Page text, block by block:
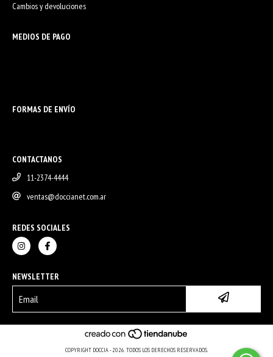
Cambios y devoluciones
MEDIOS DE PAGO
FORMAS DE ENVÍO
CONTACTANOS
11-2374-4444
ventas@doccianet.com.ar
REDES SOCIALES
NEWSLETTER
COPYRIGHT DOCCIA - 2026. TODOS LOS DERECHOS RESERVADOS.